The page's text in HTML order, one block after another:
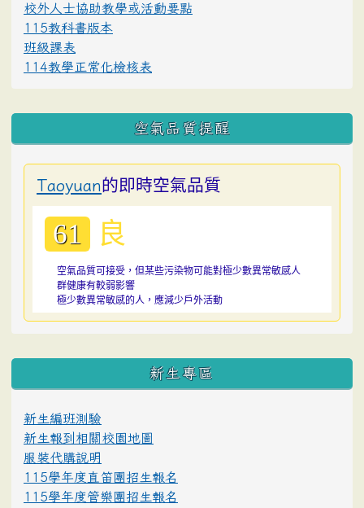
校外人士協助教學或活動要點
115教科書版本
班級課表
114教學正常化檢核表
空氣品質提醒
Taoyuan的即時空氣品質
61 良
空氣品質可接受，但某些污染物可能對極少數異常敏感人
群健康有較弱影響
極少數異常敏感的人，應減少戶外活動
:::
新生專區
新生編班測驗
新生報到相關校園地圖
服裝代購說明
115學年度直笛團招生報名
115學年度管樂團招生報名